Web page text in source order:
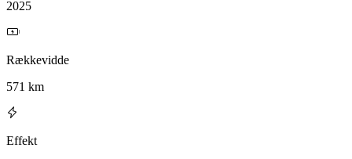
2025
Rækkevidde
571 km
Effekt